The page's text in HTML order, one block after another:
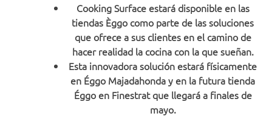
Cooking Surface estará disponible en las
tiendas Èggo como parte de las soluciones
que ofrece a sus clientes en el camino de
hacer realidad la cocina con la que sueñan.
Esta innovadora solución estará físicamente
en Éggo Majadahonda y en la futura tienda
Éggo en Finestrat que llegará a finales de
mayo.